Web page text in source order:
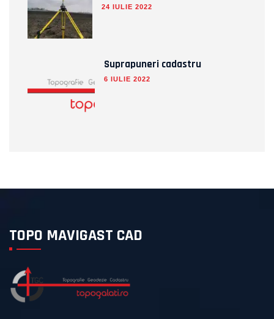
24 IULIE 2022
Suprapuneri cadastru
6 IULIE 2022
TOPO MAVIGAST CAD